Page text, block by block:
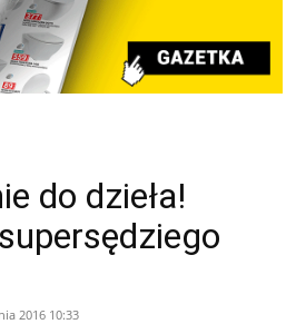
do dzieła!
2016 10:33